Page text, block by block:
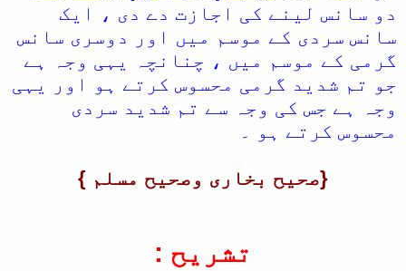
دو سانس لینے کی اجازت دے دی ، ایک
سانس سردی کے موسم میں اور دوسری سانس
گرمی کے موسم میں ، چنانچہ یہی وجہ ہے
جو تم شدید گرمی محسوس کرتے ہو اور یہی
وجہ ہے جس کی وجہ سے تم شدید سردی
محسوس کرتے ہو ۔
{صحیح بخاری وصحیح مسلم }
تشریح :